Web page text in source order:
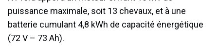
puissance maximale, soit 13 chevaux, et à une
batterie cumulant 4,8 kWh de capacité énergétique
(72 V – 73 Ah).